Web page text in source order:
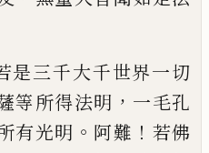
是三千大千世界一切
等所得法明 ， 一毛孔
有光明 。 阿難 ！ 若佛